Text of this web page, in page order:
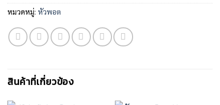
หมวดหมู่: หัวพอต
สินค้าที่เกี่ยวข้อง